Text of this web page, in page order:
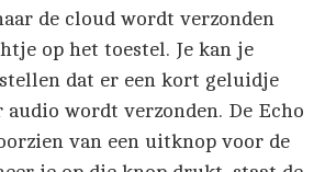
de cloud wordt verzonden
op het toestel. Je kan je
dat er een kort geluidje
audio wordt verzonden. De Echo
van een uitknop voor de